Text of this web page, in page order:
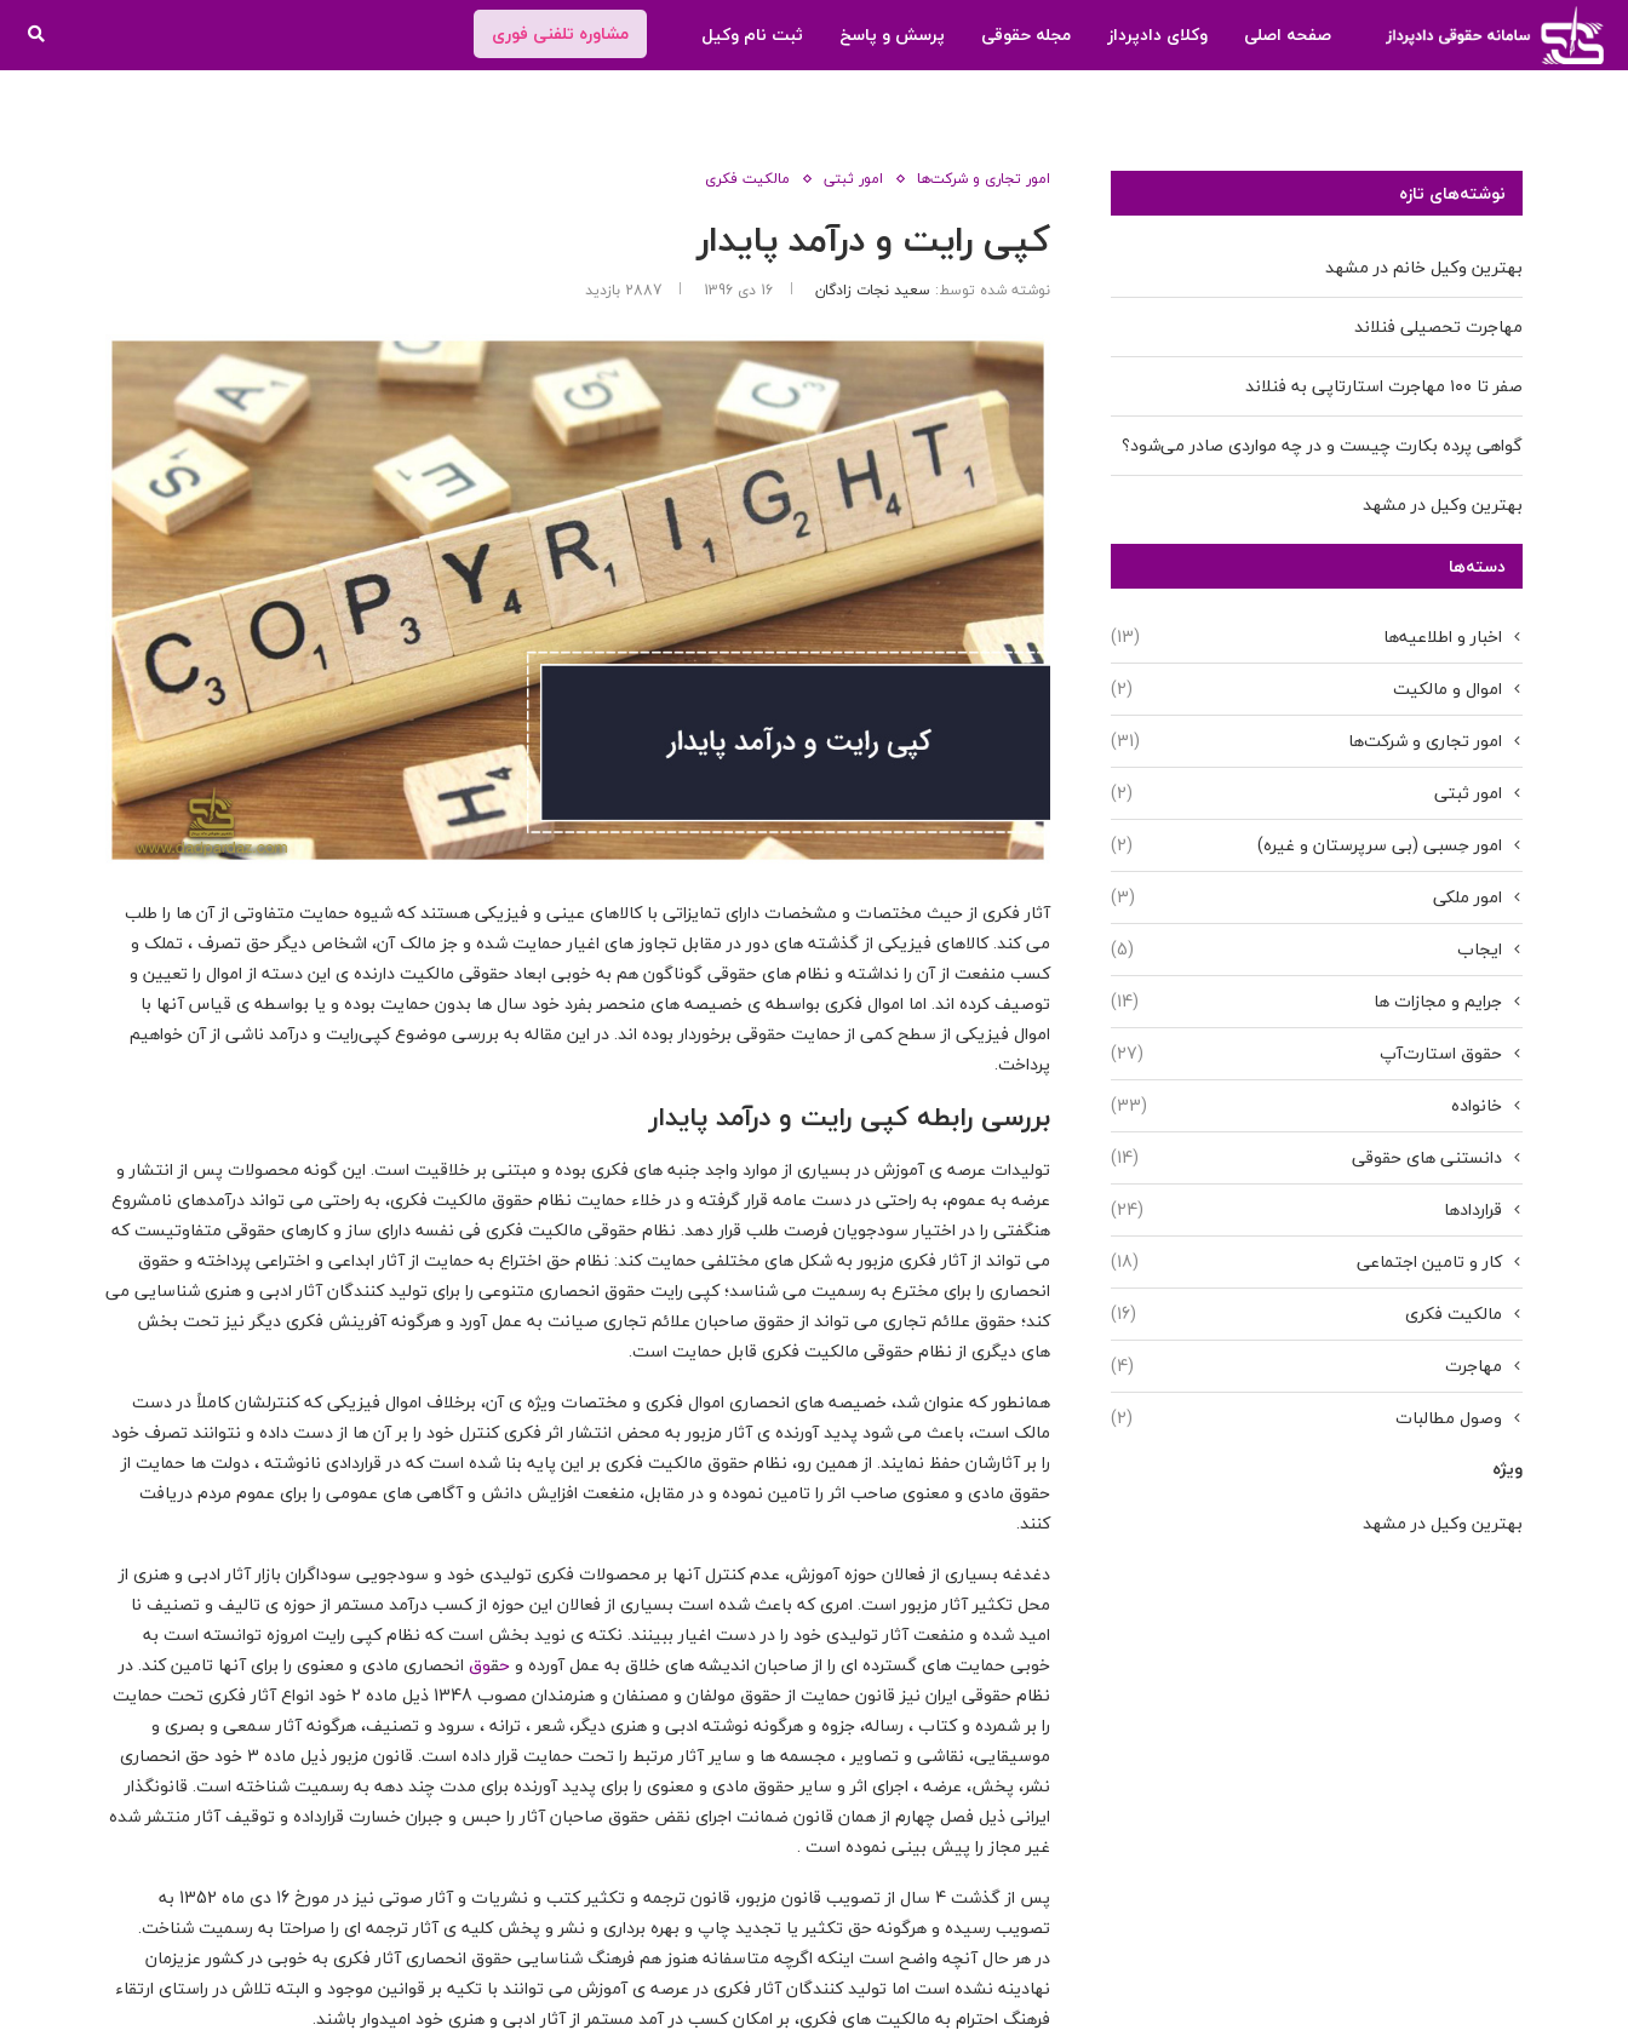
صفحه اصلی وکلای دادپرداز مجله حقوقی پرسش و پاسخ ثبت نام وکیل مشاوره تلفنی فوری
امور تجاری و شرکت‌ها امور ثبتی مالکیت فکری
کپی رایت و درآمد پایدار
نوشته شده توسط: سعید نجات زادگان 16 دی 1396 2887 بازدید
آثار فکری از حیث مختصات و مشخصات دارای تمایزاتی با کالاهای عینی و فیزیکی هستند که شیوه حمایت متفاوتی از آن ها را طلب
می کند. کالاهای فیزیکی از گذشته های دور در مقابل تجاوز های اغیار حمایت شده و جز مالک آن، اشخاص دیگر حق تصرف ، تملک و
کسب منفعت از آن را نداشته و نظام های حقوقی گوناگون هم به خوبی ابعاد حقوقی مالکیت دارنده ی این دسته از اموال را تعیین و
توصیف کرده اند. اما اموال فکری بواسطه ی خصیصه های منحصر بفرد خود سال ها بدون حمایت بوده و یا بواسطه ی قیاس آنها با
اموال فیزیکی از سطح کمی از حمایت حقوقی برخوردار بوده اند. در این مقاله به بررسی موضوع کپی‌رایت و درآمد ناشی از آن خواهیم
پرداخت.
بررسی رابطه کپی رایت و درآمد پایدار
تولیدات عرصه ی آموزش در بسیاری از موارد واجد جنبه های فکری بوده و مبتنی بر خلاقیت است. این گونه محصولات پس از انتشار و
عرضه به عموم، به راحتی در دست عامه قرار گرفته و در خلاء حمایت نظام حقوق مالکیت فکری، به راحتی می تواند درآمدهای نامشروع
هنگفتی را در اختیار سودجویان فرصت طلب قرار دهد. نظام حقوقی مالکیت فکری فی نفسه دارای ساز و کارهای حقوقی متفاوتیست که
می تواند از آثار فکری مزبور به شکل های مختلفی حمایت کند: نظام حق اختراع به حمایت از آثار ابداعی و اختراعی پرداخته و حقوق
انحصاری را برای مخترع به رسمیت می شناسد؛ کپی رایت حقوق انحصاری متنوعی را برای تولید کنندگان آثار ادبی و هنری شناسایی می
کند؛ حقوق علائم تجاری می تواند از حقوق صاحبان علائم تجاری صیانت به عمل آورد و هرگونه آفرینش فکری دیگر نیز تحت بخش
های دیگری از نظام حقوقی مالکیت فکری قابل حمایت است.
همانطور که عنوان شد، خصیصه های انحصاری اموال فکری و مختصات ویژه ی آن، برخلاف اموال فیزیکی که کنترلشان کاملاً در دست
مالک است، باعث می شود پدید آورنده ی آثار مزبور به محض انتشار اثر فکری کنترل خود را بر آن ها از دست داده و نتوانند تصرف خود
را بر آثارشان حفظ نمایند. از همین رو، نظام حقوق مالکیت فکری بر این پایه بنا شده است که در قراردادی نانوشته ، دولت ها حمایت از
حقوق مادی و معنوی صاحب اثر را تامین نموده و در مقابل، منغعت افزایش دانش و آگاهی های عمومی را برای عموم مردم دریافت
کنند.
دغدغه بسیاری از فعالان حوزه آموزش، عدم کنترل آنها بر محصولات فکری تولیدی خود و سودجویی سوداگران بازار آثار ادبی و هنری از
محل تکثیر آثار مزبور است. امری که باعث شده است بسیاری از فعالان این حوزه از کسب درآمد مستمر از حوزه ی تالیف و تصنیف نا
امید شده و منفعت آثار تولیدی خود را در دست اغیار ببینند. نکته ی نوید بخش است که نظام کپی رایت امروزه توانسته است به
خوبی حمایت های گسترده ای را از صاحبان اندیشه های خلاق به عمل آورده وحقوق انحصاری مادی و معنوی را برای آنها تامین کند. در
نظام حقوقی ایران نیز قانون حمایت از حقوق مولفان و مصنفان و هنرمندان مصوب 1348 ذیل ماده 2 خود انواع آثار فکری تحت حمایت
را بر شمرده و کتاب ، رساله، جزوه و هرگونه نوشته ادبی و هنری دیگر، شعر ، ترانه ، سرود و تصنیف، هرگونه آثار سمعی و بصری و
موسیقایی، نقاشی و تصاویر ، مجسمه ها و سایر آثار مرتبط را تحت حمایت قرار داده است. قانون مزبور ذیل ماده 3 خود حق انحصاری
نشر، پخش، عرضه ، اجرای اثر و سایر حقوق مادی و معنوی را برای پدید آورنده برای مدت چند دهه به رسمیت شناخته است. قانونگذار
ایرانی ذیل فصل چهارم از همان قانون ضمانت اجرای نقض حقوق صاحبان آثار را حبس و جبران خسارت قرارداده و توقیف آثار منتشر شده
غیر مجاز را پیش بینی نموده است .
پس از گذشت 4 سال از تصویب قانون مزبور، قانون ترجمه و تکثیر کتب و نشریات و آثار صوتی نیز در مورخ 16 دی ماه 1352 به
تصویب رسیده و هرگونه حق تکثیر یا تجدید چاپ و بهره برداری و نشر و پخش کلیه ی آثار ترجمه ای را صراحتا به رسمیت شناخت.
در هر حال آنچه واضح است اینکه اگرچه متاسفانه هنوز هم فرهنگ شناسایی حقوق انحصاری آثار فکری به خوبی در کشور عزیزمان
نهادینه نشده است اما تولید کنندگان آثار فکری در عرصه ی آموزش می توانند با تکیه بر قوانین موجود و البته تلاش در راستای ارتقاء
فرهنگ احترام به مالکیت های فکری، بر امکان کسب در آمد مستمر از آثار ادبی و هنری خود امیدوار باشند.
نوشته‌های تازه
بهترین وکیل خانم در مشهد
مهاجرت تحصیلی فنلاند
صفر تا ۱۰۰ مهاجرت استارتاپی به فنلاند
گواهی پرده بکارت چیست و در چه مواردی صادر می‌شود؟
بهترین وکیل در مشهد
دسته‌ها
اخبار و اطلاعیه‌ها
(13)
اموال و مالکیت
(2)
امور تجاری و شرکت‌ها
(31)
امور ثبتی
(2)
امور حِسبی (بی سرپرستان و غیره)
(2)
امور ملکی
(3)
ایجاب
(5)
جرایم و مجازات ها
(14)
حقوق استارت‌آپ
(27)
خانواده
(33)
دانستنی های حقوقی
(14)
قراردادها
(24)
کار و تامین اجتماعی
(18)
مالکیت فکری
(16)
مهاجرت
(4)
وصول مطالبات
(2)
ویژه
بهترین وکیل در مشهد